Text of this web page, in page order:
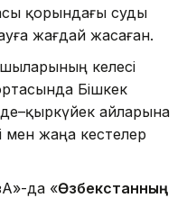
қорындағы суды
жағдай жасаған.
келесі
Бішкек
айларына
мен жаңа кестелер
да «Өзбекстанның